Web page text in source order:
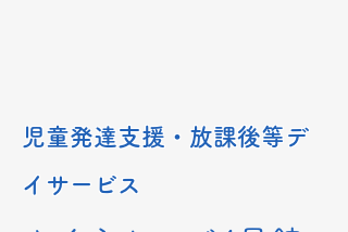
​児童発達支援・放課後等デ
イサービス